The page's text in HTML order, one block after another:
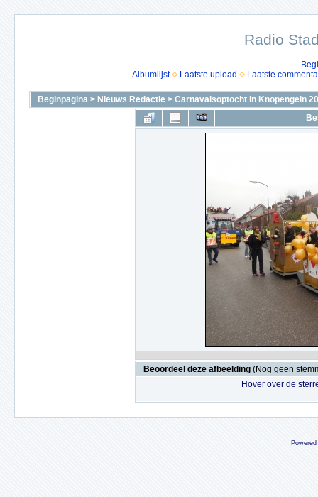
Radio
Albumlijst
Laatste upload Laatste
Beginpagina > Nieuws Redactie > Carnavalsoptocht in Knopengein
Beoordeel deze afbeelding (Nog geen
Hover over de